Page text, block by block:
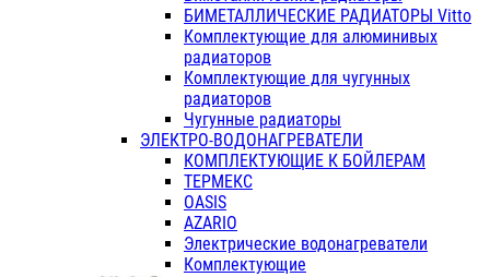
БИМЕТАЛЛИЧЕСКИЕ РАДИАТОРЫ Vitto
Комплектующие для алюминивых
радиаторов
Комплектующие для чугунных
радиаторов
Чугунные радиаторы
ЭЛЕКТРО-ВОДОНАГРЕВАТЕЛИ
КОМПЛЕКТУЮЩИЕ К БОЙЛЕРАМ
ТЕРМЕКС
OASIS
AZARIO
Электрические водонагреватели
Комплектующие